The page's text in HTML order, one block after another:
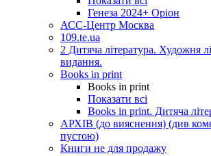
Генеза 2024+ Оріон
АСС-Центр Москва
109.te.ua
2 Дитяча література. Художня
видання.
Books in print
Books in print
Показати всі
Books in print. Дитяча
АРХІВ (до вияснення) (див
пустою)
Книги не для продажу